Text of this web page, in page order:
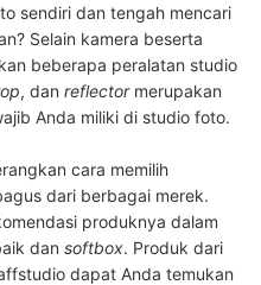
sendiri dan tengah mencari
Selain kamera beserta
beberapa peralatan studio
, dan reflectormerupakan
Anda miliki di studio foto.
cara memilih
dari berbagai merek.
produknya dalam
dan softbox. Produk dari
dapat Anda temukan